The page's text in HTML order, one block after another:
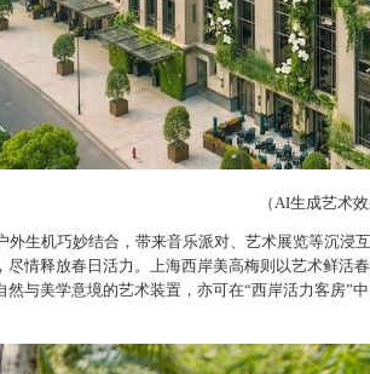
（AI生成艺术效
生机巧妙结合， 带来音乐派对、艺术展览等沉浸互
情释放春日活力。上海西岸美高梅则以艺术鲜活
与美学意境的艺术装置，亦可在“西岸活力客房